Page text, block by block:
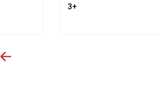
3+